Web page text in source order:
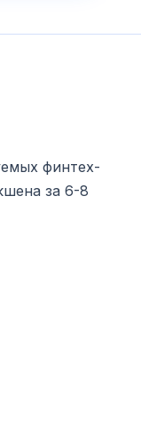
финтех-
за 6-8